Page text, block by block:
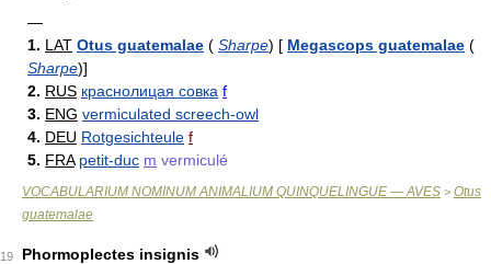
—
1. LAT Otus guatemalae ( Sharpe) [ Megascops guatemalae (
Sharpe)]
2. RUS краснолицая совка f
3. ENG vermiculated screech-owl
4. DEU Rotgesichteule f
5. FRA petit-duc m vermiculé
VOCABULARIUM NOMINUM ANIMALIUM QUINQUELINGUE — AVES > Otus
guatemalae
19
Phormoplectes insignis